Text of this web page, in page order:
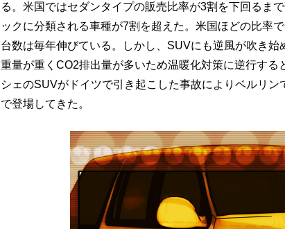
る。米国ではセダンタイプの販売比率が3割を下回るま
ックに分類される車種が7割を超えた。米国ほどの比率
台数は毎年伸びている。しかし、SUVにも逆風が吹き
重量が重くCO2排出量が多いため温暖化対策に逆行する
シェのSUVがドイツで引き起こした事故によりベルリン
で登場してきた。